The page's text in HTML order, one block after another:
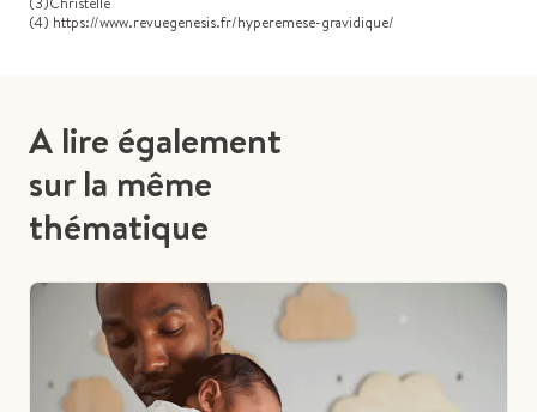
(4) https://www.revuegenesis.fr/hyperemese-gravidique/
A lire également
sur la même
thématique